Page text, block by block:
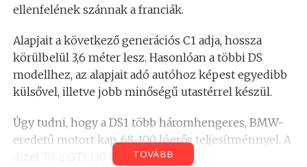
ellenfelének szánnak a franciák.
Alapjait a következő generációs C1 adja, hossza
körülbelül 3,6 méter lesz. Hasonlóan a többi DS
modellhez, az alapjait adó autóhoz képest egyedibb
külsővel, illetve jobb minőségű utastérrel készül.
Úgy tudni, hogy a DS1 több háromhengeres, BMW-
eredetű motort kap, 68-100 lóerős teljesítménnyel. A
dízel 70, a GTi 130 lóerős lesz.
TOVÁBB